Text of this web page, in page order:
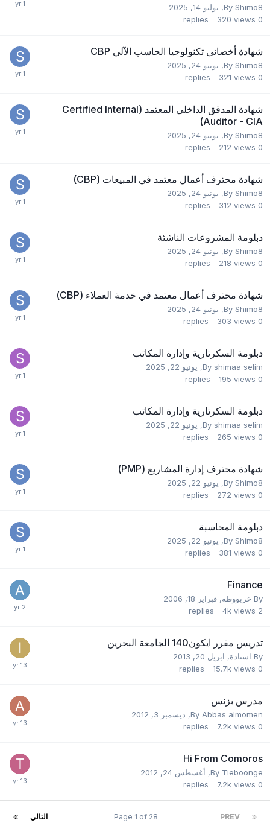
By Shimo8
, يوليو 14, 2025
0
replies 320 views
شهادة أخصائي تكنولوجيا الحاسب الآلي CBP
By Shimo8
, يونيو 24, 2025
0
replies 321 views
شهادة المدقق الداخلي المعتمد (Certified Internal
Auditor - CIA)
By Shimo8
, يونيو 24, 2025
0
replies 212 views
شهادة محترف أعمال معتمد في المبيعات (CBP)
By Shimo8
, يونيو 24, 2025
0
replies 312 views
دبلومة المشروعات الناشئة
By Shimo8
, يونيو 24, 2025
0
replies 218 views
شهادة محترف أعمال معتمد في خدمة العملاء (CBP)
By Shimo8
, يونيو 24, 2025
0
replies 303 views
دبلومة السكرتارية وإدارة المكاتب
By shimaa selim
, يونيو 22, 2025
0
replies 195 views
دبلومة السكرتارية وإدارة المكاتب
By shimaa selim
, يونيو 22, 2025
0
replies 265 views
شهادة محترف إدارة المشاريع (PMP)
By Shimo8
, يونيو 22, 2025
0
replies 272 views
دبلومة المحاسبة
By Shimo8
, يونيو 22, 2025
0
replies 381 views
Finance
By خربووطه, فبراير 18, 2006
2
replies 4k views
تدريس مقرر ايكون140 الجامعة البحرين
By استاذة, ابريل 20, 2013
0
replies 15.7k views
مدرس بزنس
By Abbas almomen
, ديسمبر 3, 2012
0
replies 7.2k views
Hi From Comoros
By Tieboonge
, أغسطس 24, 2012
0
replies 7.2k views
PREV التالي Page 1 of 28